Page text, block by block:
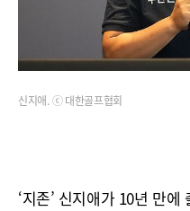
신지애. ⓒ 대한골프협회
‘지존’ 신지애가 10년 만